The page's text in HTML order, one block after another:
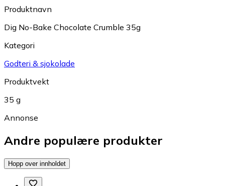
Produktnavn
Dig No-Bake Chocolate Crumble 35g
Kategori
Godteri & sjokolade
Produktvekt
35 g
Annonse
Andre populære produkter
Hopp over innholdet